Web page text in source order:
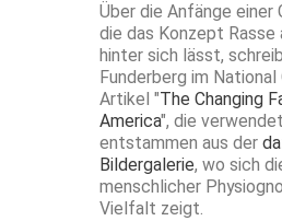
Über die Anfänge einer
die das Konzept Rasse
hinter sich lässt,
Funderberg im
Artikel "The Changing
America", die
entstammen aus der
Bildergalerie, wo sich
menschlicher
Vielfalt zeigt.